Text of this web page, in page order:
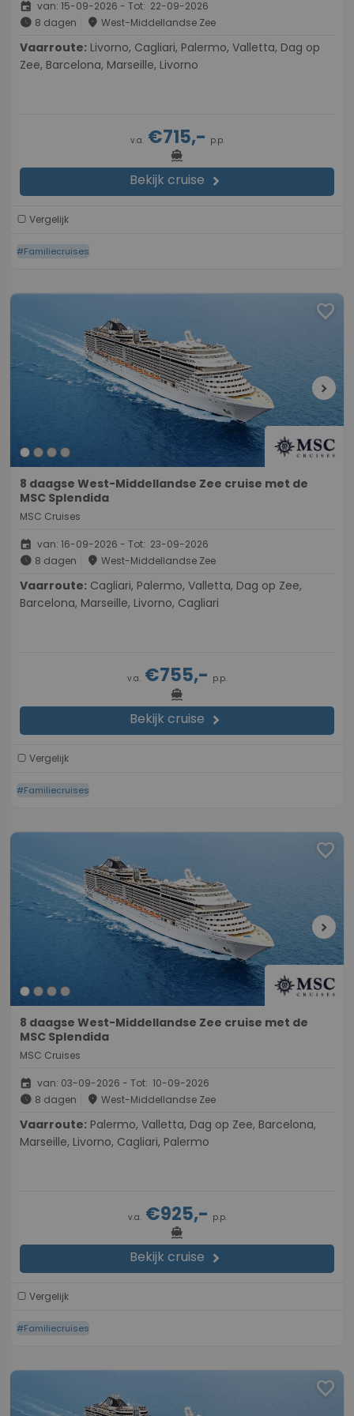
event van: 15-09-2026 - Tot: 22-09-2026
schedule 8 dagen place West-Middellandse Zee
Vaarroute:
Zee, Barcelona, Marseille, Livorno
v.a.€715,- p.p.
directions_boat
Bekijk cruise chevron_right
Vergelijk
#Familiecruises
favorite
chevron_right
8 daagse West-Middellandse Zee cruise met de
MSC Splendida
MSC Cruises
event van: 16-09-2026 - Tot: 23-09-2026
schedule 8 dagen place West-Middellandse Zee
Vaarroute:
Barcelona, Marseille, Livorno, Cagliari
v.a. €755,- p.p.
directions_boat
Bekijk cruise chevron_right
Vergelijk
#Familiecruises
favorite
chevron_right
8 daagse West-Middellandse Zee cruise met de
MSC Splendida
MSC Cruises
event van: 03-09-2026 - Tot: 10-09-2026
schedule 8 dagen place West-Middellandse Zee
Vaarroute:
Marseille, Livorno, Cagliari, Palermo
v.a.€925,- p.p.
directions_boat
Bekijk cruise chevron_right
Vergelijk
#Familiecruises
favorite